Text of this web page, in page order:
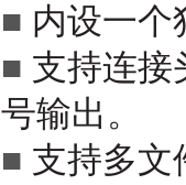
■ 内设一个
■ 支持连接
号输出。
■ 支持多文